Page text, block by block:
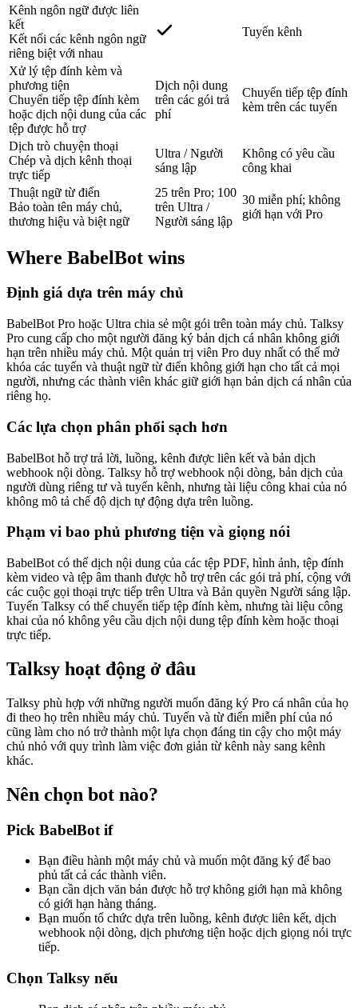
Kênh ngôn ngữ được liên
kết
Kết nối các kênh ngôn ngữ
riêng biệt với nhau
Tuyến kênh
Xử lý tệp đính kèm và
phương tiện
Chuyển tiếp tệp đính kèm
hoặc dịch nội dung của các
tệp được hỗ trợ
Dịch nội dung
trên các gói trả
phí
Chuyển tiếp tệp đính
kèm trên các tuyến
Dịch trò chuyện thoại
Chép và dịch kênh thoại
trực tiếp
Ultra / Người
sáng lập
Không có yêu cầu
công khai
Thuật ngữ từ điển
Bảo toàn tên máy chủ,
thương hiệu và biệt ngữ
25 trên Pro; 100
trên Ultra /
Người sáng lập
30 miễn phí; không
giới hạn với Pro
Where BabelBot wins
Định giá dựa trên máy chủ
BabelBot Pro hoặc Ultra chia sẻ một gói trên toàn máy chủ. Talksy
Pro cung cấp cho một người đăng ký bản dịch cá nhân không giới
hạn trên nhiều máy chủ. Một quản trị viên Pro duy nhất có thể mở
khóa các tuyến và thuật ngữ từ điển không giới hạn cho tất cả mọi
người, nhưng các thành viên khác giữ giới hạn bản dịch cá nhân của
riêng họ.
Các lựa chọn phân phối sạch hơn
BabelBot hỗ trợ trả lời, luồng, kênh được liên kết và bản dịch
webhook nội dòng. Talksy hỗ trợ webhook nội dòng, bản dịch của
người dùng riêng tư và tuyến kênh, nhưng tài liệu công khai của nó
không mô tả chế độ dịch tự động dựa trên luồng.
Phạm vi bao phủ phương tiện và giọng nói
BabelBot có thể dịch nội dung của các tệp PDF, hình ảnh, tệp đính
kèm video và tệp âm thanh được hỗ trợ trên các gói trả phí, cộng với
các cuộc gọi thoại trực tiếp trên Ultra và Bản quyền Người sáng lập.
Tuyến Talksy có thể chuyển tiếp tệp đính kèm, nhưng tài liệu công
khai của nó không yêu cầu dịch nội dung tệp đính kèm hoặc thoại
trực tiếp.
Talksy hoạt động ở đâu
Talksy phù hợp với những người muốn đăng ký Pro cá nhân của họ
đi theo họ trên nhiều máy chủ. Tuyến và từ điển miễn phí của nó
cũng làm cho nó trở thành một lựa chọn đáng tin cậy cho một máy
chủ nhỏ với quy trình làm việc đơn giản từ kênh này sang kênh
khác.
Nên chọn bot nào?
Pick BabelBot if
Bạn điều hành một máy chủ và muốn một đăng ký để bao
phủ tất cả các thành viên.
Bạn cần dịch văn bản được hỗ trợ không giới hạn mà không
có giới hạn hàng tháng.
Bạn muốn tổ chức dựa trên luồng, kênh được liên kết, dịch
webhook nội dòng, dịch phương tiện hoặc dịch giọng nói trực
tiếp.
Chọn Talksy nếu